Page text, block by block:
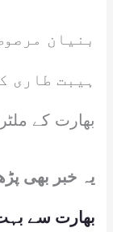
بنیان
ہیبت طاری
بھارت کے
یہ خبر بھی
بھارت سے